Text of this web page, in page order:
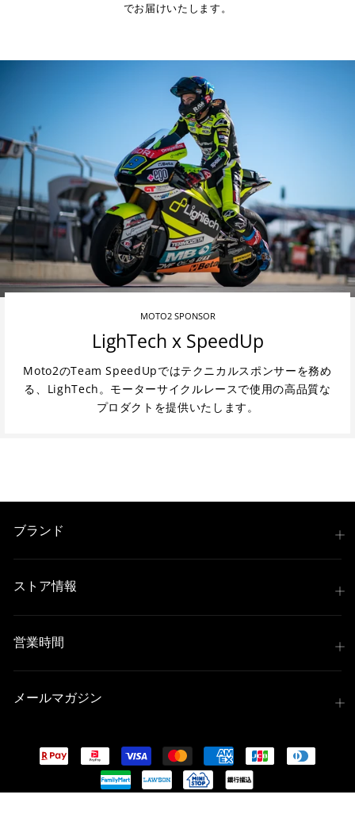
でお届けいたします。
MOTO2 SPONSOR
LighTech x SpeedUp
Moto2のTeam SpeedUpではテクニカルスポンサーを務め
る、LighTech。モーターサイクルレースで使用の高品質な
プロダクトを提供いたします。
ブランド
ストア情報
営業時間
メールマガジン